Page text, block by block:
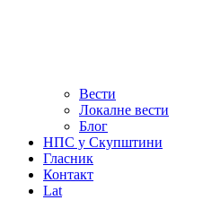
Вести
Локалне вести
Блог
НПС у Скупштини
Гласник
Контакт
Lat